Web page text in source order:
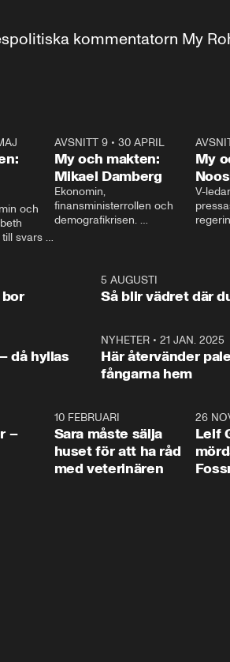
kommentatorn My
och
svars
AVSNITT 9• 30 APRIL
My och makten:
Mikael Damberg
Ekonomin,
finansministerrollen och
demografikrisen.
och Makten.
My
V-
– Vi
vara
1:065 AUGUSTI
Så blir vädret där
då hyllas
NYHETER •21 JAN. 2025
Här återvänder
fångarna hem
–
10 FEBRUARI
Sara måste sälja
huset för att ha råd
med veterinären
26
Leif